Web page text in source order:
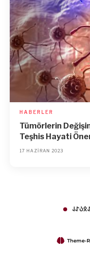
HABERLER
Tümörlerin
Teşhis Hayati
17 HAZIRAN 2023
Theme-